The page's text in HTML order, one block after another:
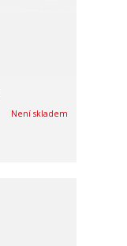
Není skladem